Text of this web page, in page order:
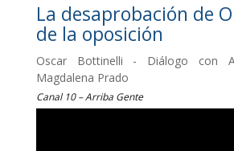
La desaprobación de
de la oposición
Oscar Bottinelli - Diálogo con
Magdalena Prado
Canal 10 – Arriba Gente